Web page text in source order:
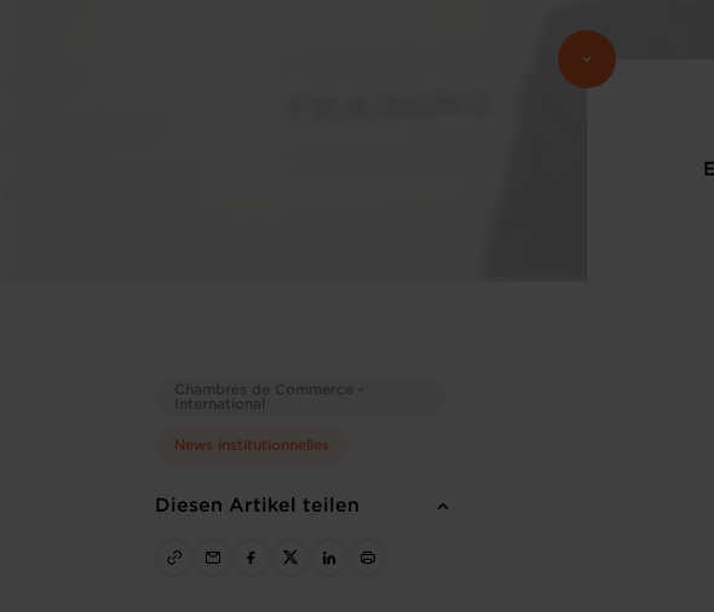
Chambres de Commerce -
International
News institutionnelles
Diesen Artikel teilen